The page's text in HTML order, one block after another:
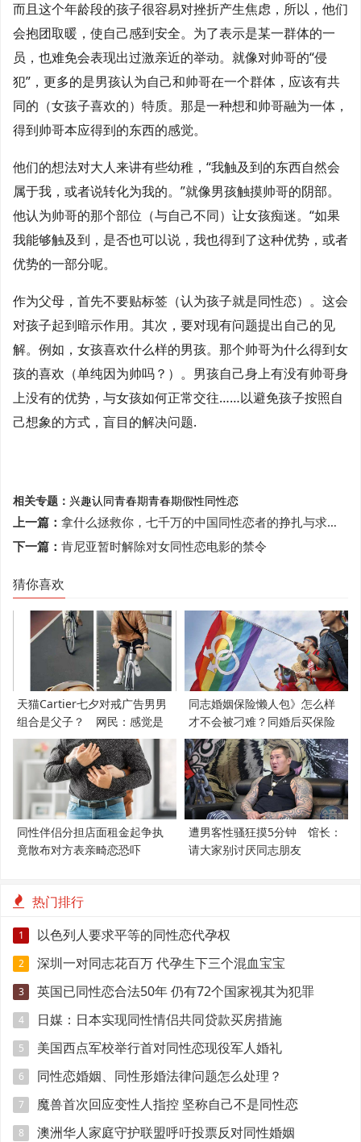
而且这个年龄段的孩子很容易对挫折产生焦虑，所以，他们
会抱团取暖，使自己感到安全。为了表示是某一群体的一
员，也难免会表现出过激亲近的举动。就像对帅哥的“侵
犯”，更多的是男孩认为自己和帅哥在一个群体，应该有共
同的（女孩子喜欢的）特质。那是一种想和帅哥融为一体，
得到帅哥本应得到的东西的感觉。
他们的想法对大人来讲有些幼稚，“我触及到的东西自然会
属于我，或者说转化为我的。”就像男孩触摸帅哥的阴部。
他认为帅哥的那个部位（与自己不同）让女孩痴迷。“如果
我能够触及到，是否也可以说，我也得到了这种优势，或者
优势的一部分呢。
作为父母，首先不要贴标签（认为孩子就是同性恋）。这会
对孩子起到暗示作用。其次，要对现有问题提出自己的见
解。例如，女孩喜欢什么样的男孩。那个帅哥为什么得到女
孩的喜欢（单纯因为帅吗？）。男孩自己身上有没有帅哥身
上没有的优势，与女孩如何正常交往……以避免孩子按照自
己想象的方式，盲目的解决问题.
相关专题： 兴趣认同青春期青春期假性同性恋
上一篇： 拿什么拯救你，七千万的中国同性恋者的挣扎与求救！
下一篇： 肯尼亚暂时解除对女同性恋电影的禁令
猜你喜欢
天猫Cartier七夕对戒广告男男
组合是父子？ 网民：感觉是
支持LGBT
同志婚姻保险懒人包》怎么样
才不会被刁难？同婚后买保险
必知5件事
同性伴侣分担店面租金起争执
竟散布对方表亲畸恋恐吓
遭男客性骚狂摸5分钟 馆长：
请大家别讨厌同志朋友
热门排行
1 以色列人要求平等的同性恋代孕权
2 深圳一对同志花百万 代孕生下三个混血宝宝
3 英国已同性恋合法50年 仍有72个国家视其为犯罪
4 日媒：日本实现同性情侣共同贷款买房措施
5 美国西点军校举行首对同性恋现役军人婚礼
6 同性恋婚姻、同性形婚法律问题怎么处理？
7 魔兽首次回应变性人指控 坚称自己不是同性恋
8 澳洲华人家庭守护联盟呼吁投票反对同性婚姻